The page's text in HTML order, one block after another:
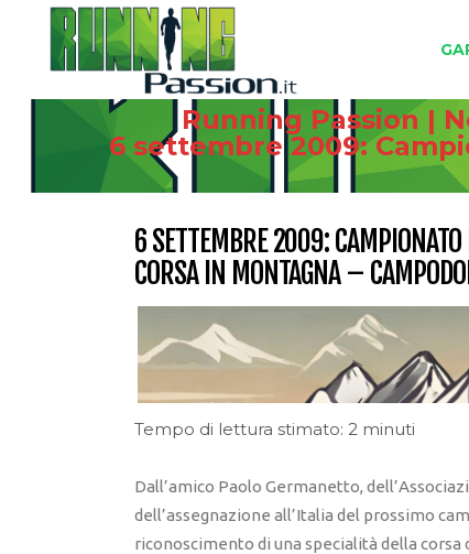
Running Passion |
6 settembre 2009:
6 SETTEMBRE 2009:
CORSA IN MONTAGNA –
Tempo di lettura stimato: 2 minuti
Dall’amico Paolo Germanetto,
dell’assegnazione all’Italia del prossimo
riconoscimento di una specialità della